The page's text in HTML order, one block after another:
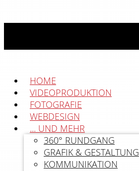
HOME
VIDEOPRODUKTION
FOTOGRAFIE
WEBDESIGN
... UND MEHR
360° RUNDGANG
GRAFIK & GESTALTUNG
KOMMUNIKATION